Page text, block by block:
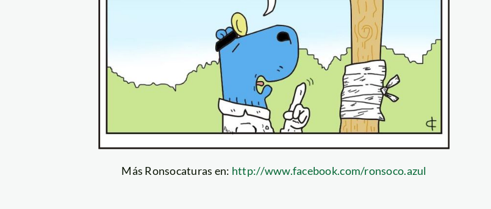
Más Ronsocaturas en: http://www.facebook.com/ronsoco.azul